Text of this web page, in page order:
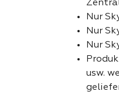
Nur
Nur
Nur
usw.